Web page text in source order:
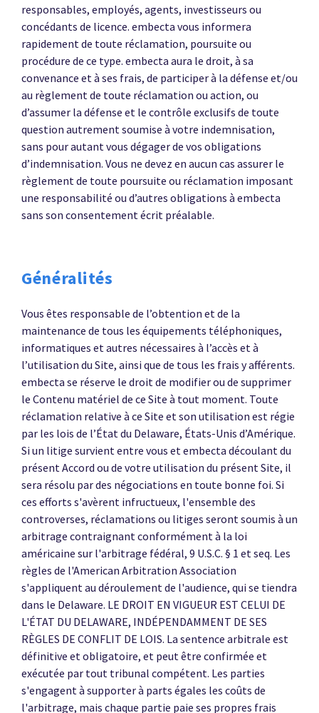
responsables, employés, agents, investisseurs ou
concédants de licence. embecta vous informera
rapidement de toute réclamation, poursuite ou
procédure de ce type. embecta aura le droit, à sa
convenance et à ses frais, de participer à la défense et/ou
au règlement de toute réclamation ou action, ou
d’assumer la défense et le contrôle exclusifs de toute
question autrement soumise à votre indemnisation,
sans pour autant vous dégager de vos obligations
d’indemnisation. Vous ne devez en aucun cas assurer le
règlement de toute poursuite ou réclamation imposant
une responsabilité ou d’autres obligations à embecta
sans son consentement écrit préalable.
Généralités
Vous êtes responsable de l’obtention et de la
maintenance de tous les équipements téléphoniques,
informatiques et autres nécessaires à l’accès et à
l’utilisation du Site, ainsi que de tous les frais y afférents.
embecta se réserve le droit de modifier ou de supprimer
le Contenu matériel de ce Site à tout moment. Toute
réclamation relative à ce Site et son utilisation est régie
par les lois de l’État du Delaware, États-Unis d’Amérique.
Si un litige survient entre vous et embecta découlant du
présent Accord ou de votre utilisation du présent Site, il
sera résolu par des négociations en toute bonne foi. Si
ces efforts s'avèrent infructueux, l'ensemble des
controverses, réclamations ou litiges seront soumis à un
arbitrage contraignant conformément à la loi
américaine sur l'arbitrage fédéral, 9 U.S.C. § 1 et seq. Les
règles de l'American Arbitration Association
s'appliquent au déroulement de l'audience, qui se tiendra
dans le Delaware. LE DROIT EN VIGUEUR EST CELUI DE
L'ÉTAT DU DELAWARE, INDÉPENDAMMENT DE SES
RÈGLES DE CONFLIT DE LOIS. La sentence arbitrale est
définitive et obligatoire, et peut être confirmée et
exécutée par tout tribunal compétent. Les parties
s'engagent à supporter à parts égales les coûts de
l'arbitrage, mais chaque partie paie ses propres frais